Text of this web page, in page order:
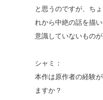
と思うのですが、ち
れから中絶の話を描
意識していないもの
シャミ：
本作は原作者の経験
ますか？